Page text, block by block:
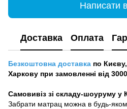
Написати
Доставка Оплата
Безкоштовна доставка по
Харкову при замовленні від
Самовивіз зі складу-шоуруму у
Забрати матрац можна в будь-